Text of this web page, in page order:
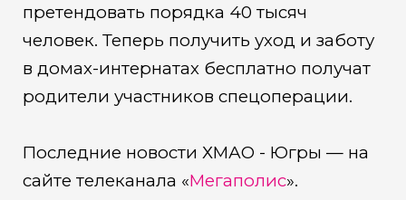
претендовать порядка 40 тысяч
человек. Теперь получить уход и заботу
в домах-интернатах бесплатно получат
родители участников спецоперации.
Последние новости ХМАО - Югры — на
сайте телеканала «Мегаполис».